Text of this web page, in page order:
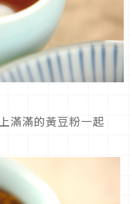
滿滿的黃豆粉一起